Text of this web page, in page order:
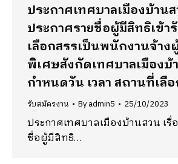
ประกาศเทศบาลเมืองบ้านส
ประกาศรายชื่อผู้มีสิทธิเข้า
เลือกสรรเป็นพนักงานจ้าง
พิเศษสังกัดเทศบาลเมืองบ้
กำหนดวัน เวลา สถานที่เลื
รับสมัครงาน Byadmin5 25/10/2023
ประกาศเทศบาลเมืองบ้านสวน เรื่
ชื่อผู้มีสิทธิ…